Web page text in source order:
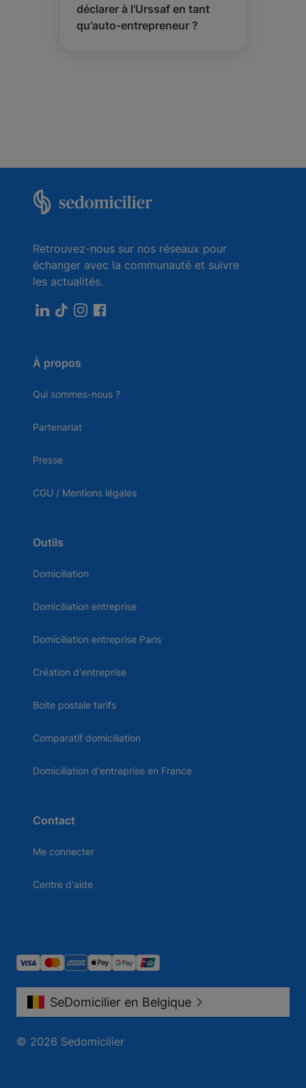
déclarer à l'Urssaf en tant
qu'auto-entrepreneur ?
Retrouvez-nous sur nos réseaux pour
échanger avec la communauté et suivre
les actualités.
À propos
Qui sommes-nous ?
Partenariat
Presse
CGU / Mentions légales
Outils
Domiciliation
Domiciliation entreprise
Domiciliation entreprise Paris
Création d'entreprise
Boite postale tarifs
Comparatif domiciliation
Domiciliation d'entreprise en France
Contact
Me connecter
Centre d'aide
© 2026 Sedomicilier
SeDomicilier en Belgique